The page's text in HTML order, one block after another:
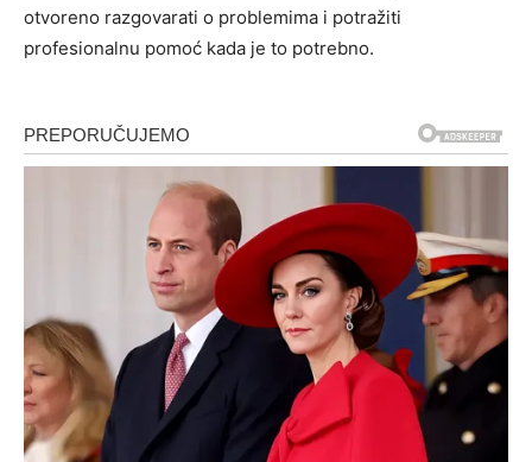
otvoreno razgovarati o problemima i potražiti
profesionalnu pomoć kada je to potrebno.